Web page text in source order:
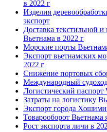
в 2022 г
Изделия
экспорт
Доставка текстильной
Вьетнама в 2022 г
Морские порты
Экспорт вьетнамских
2022 г
Снижение портовых
Международный
Логистический паспорт
Затраты на логистику
Экспорт города
Товарооборот Вьетнама
Рост экспорта личи в